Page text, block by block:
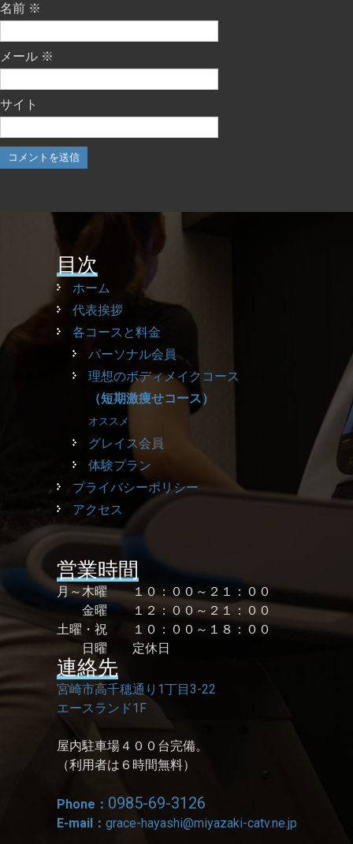
名前 ※
メール ※
サイト
目次
ホーム
代表挨拶
各コースと料金
パーソナル会員
理想のボディメイクコース
（短期激痩せコース）
オススメ
グレイス会員
体験プラン
プライバシーポリシー
アクセス
営業時間
月～木曜 １０：００～２１：００
金曜 １２：００～２１：００
土曜・祝 １０：００～１８：００
日曜 定休日
連絡先
宮崎市高千穂通り1丁目3-22
エースランド1F
屋内駐車場４００台完備。
（利用者は６時間無料）
Phone： 0985-69-3126
E-mail： grace-hayashi@miyazaki-catv.ne.jp